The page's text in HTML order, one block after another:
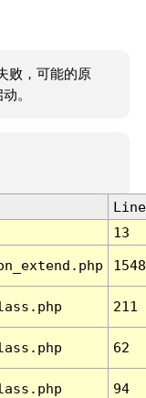
败，可能的原
。
Line
13
1548
211
62
94